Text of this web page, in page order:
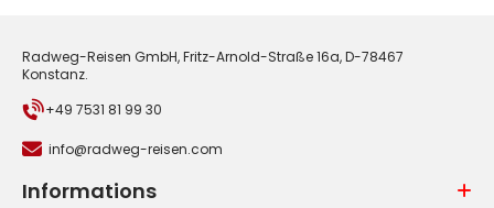
Radweg-Reisen GmbH, Fritz-Arnold-Straße 16a, D-78467
Konstanz.
+49 7531 81 99 30
info@radweg-reisen.com
Informations